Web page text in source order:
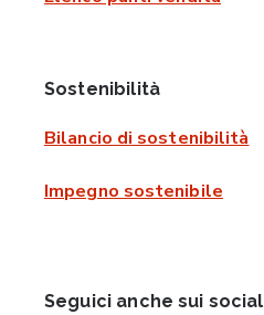
Sostenibilità
Bilancio di sostenibilità
Impegno sostenibile
Seguici anche sui social